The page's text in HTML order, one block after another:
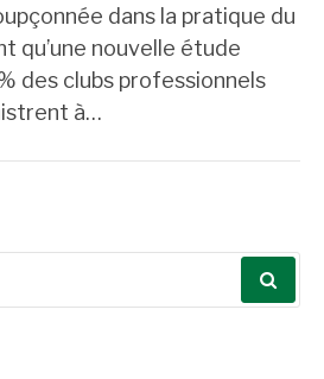
dans la pratique du
qu’une nouvelle étude
des clubs professionnels
à…